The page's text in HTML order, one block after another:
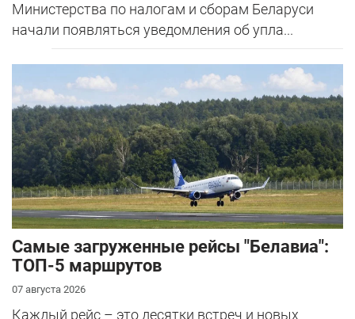
Министерства по налогам и сборам Беларуси
начали появляться уведомления об упла...
Самые загруженные рейсы "Белавиа":
ТОП-5 маршрутов
07 августа 2026
Каждый рейс – это десятки встреч и новых